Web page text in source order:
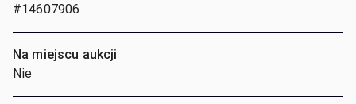
#14607906
Na miejscu aukcji
Nie